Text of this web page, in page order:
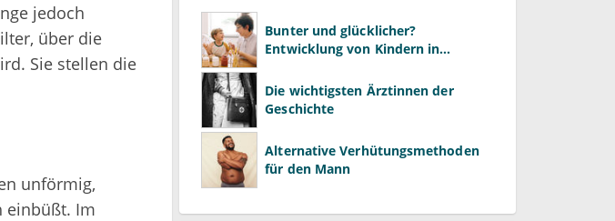
jedoch
über die
Sie stellen die
unförmig,
einbüßt. Im
Bunter und glücklicher?
Entwicklung von Kindern in
Die wichtigsten Ärztinnen der
Geschichte
Alternative Verhütungsmethoden
für den Mann